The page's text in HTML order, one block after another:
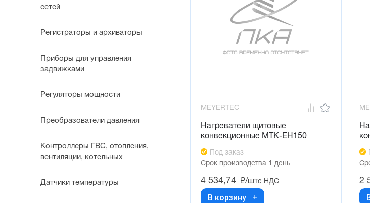
сетей
Регистраторы и архиваторы
Приборы для управления
задвижками
Регуляторы мощности
Преобразователи давления
Контроллеры ГВС, отопления,
вентиляции, котельных
Датчики температуры
MEYERTEC
Нагреватели щитовые
конвекционные MTK-EH150
Под заказ
Срок производства 1 день
4 534,74 ₽/штс НДС
В корзину
2